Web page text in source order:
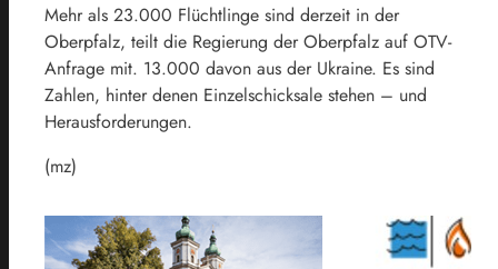
Mehr als 23.000 Flüchtlinge sind derzeit in der
Oberpfalz, teilt die Regierung der Oberpfalz auf OTV-
Anfrage mit. 13.000 davon aus der Ukraine. Es sind
Zahlen, hinter denen Einzelschicksale stehen – und
Herausforderungen.
(mz)